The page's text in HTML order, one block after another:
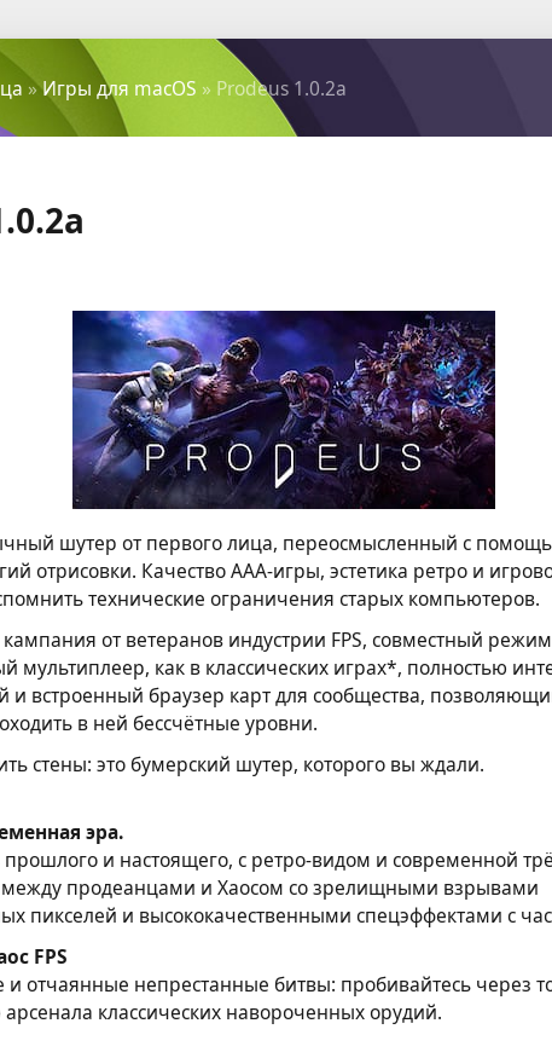
»Игры для macOS » Prodeus 1.0.2a
шутер от первого лица, переосмысленный с
отрисовки. Качество ААА-игры, эстетика ретро и
технические ограничения старых компьютеров.
кампания от ветеранов индустрии FPS, совместный
мультиплеер, как в классических играх*, полностью
и встроенный браузер карт для сообщества,
в ней бессчётные уровни.
стены: это бумерский шутер, которого вы ждали.
эра.
и настоящего, с ретро-видом и современной
между продеанцами и Хаосом со зрелищными взрывами
пикселей и высококачественными спецэффектами с
FPS
и отчаянные непрестанные битвы: пробивайтесь через
классических навороченных орудий.